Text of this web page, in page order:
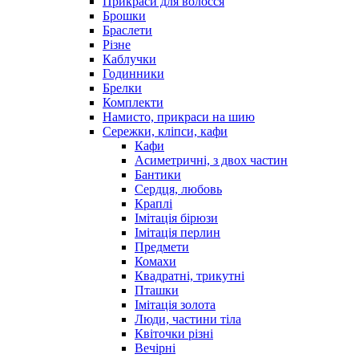
Брошки
Браслети
Різне
Каблучки
Годинники
Брелки
Комплекти
Намисто, прикраси на шию
Сережки, кліпси, кафи
Кафи
Асиметричні, з двох частин
Бантики
Сердця, любовь
Краплі
Імітація бірюзи
Імітація перлин
Предмети
Комахи
Квадратні, трикутні
Пташки
Імітація золота
Люди, частини тіла
Квіточки різні
Вечірні